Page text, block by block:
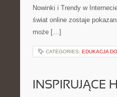
Nowinki i Trendy w
świat online zostaje
może […]
CATEGORIES: EDUKACJA
INSPIRUJĄCE